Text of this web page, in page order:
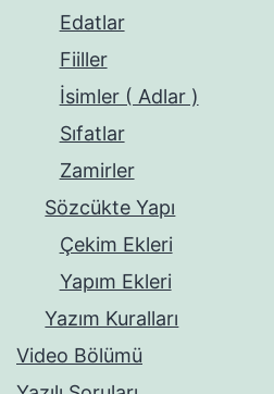
Edatlar
Fiiller
İsimler ( Adlar )
Sıfatlar
Zamirler
Sözcükte Yapı
Çekim Ekleri
Yapım Ekleri
Yazım Kuralları
Video Bölümü